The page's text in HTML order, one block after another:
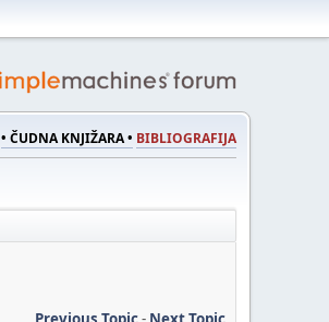
• ČUDNA KNJIŽARA • BIBLIOGRAFIJA